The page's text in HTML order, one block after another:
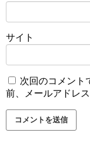
サイト
次回のコメント
前、メールアドレ